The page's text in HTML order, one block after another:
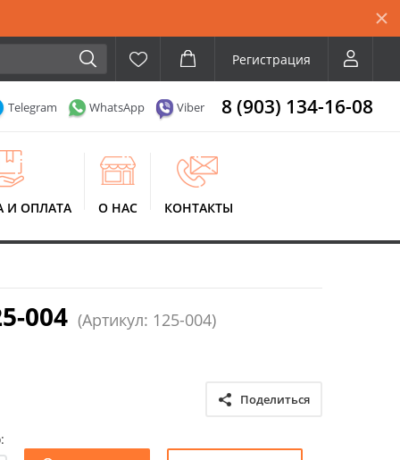
Регистрация
Telegram WhatsApp Viber 8 (903) 134-16-08
И ОПЛАТА О НАС КОНТАКТЫ
004 (Артикул: 125-004)
Поделиться